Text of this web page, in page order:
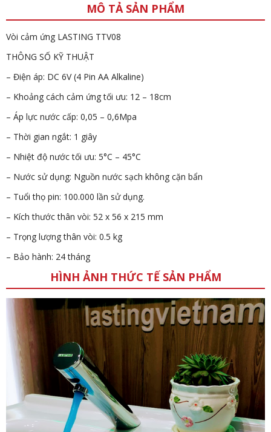
MÔ TẢ SẢN PHẨM
Vòi cảm ứng LASTING TTV08
THÔNG SỐ KỸ THUẬT
– Điện áp: DC 6V (4 Pin AA Alkaline)
– Khoảng cách cảm ứng tối ưu: 12 – 18cm
– Áp lực nước cấp: 0,05 – 0,6Mpa
– Thời gian ngắt: 1 giây
– Nhiệt độ nước tối ưu: 5°C – 45°C
– Nước sử dụng: Nguồn nước sạch không cặn bẩn
– Tuổi thọ pin: 100.000 lần sử dụng.
– Kích thước thân vòi: 52 x 56 x 215 mm
– Trọng lượng thân vòi: 0.5 kg
– Bảo hành: 24 tháng
HÌNH ẢNH THỨC TẾ SẢN PHẨM